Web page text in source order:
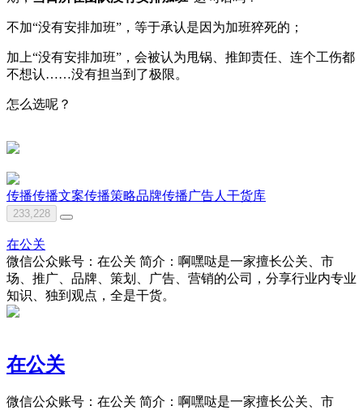
不加“没有安排加班”，等于承认是因为加班猝死的；
加上“没有安排加班”，会被认为甩锅、推卸责任、连个工伤都
不想认……没有担当到了极限。
怎么选呢？
传播传播文案传播策略品牌传播广告人干货库
233,228
在公关
微信公众账号：在公关 简介：啊嘿哒是一家擅长公关、市
场、推广、品牌、策划、广告、营销的公司，分享行业内专业
知识、独到观点，全是干货。
在公关
微信公众账号：在公关 简介：啊嘿哒是一家擅长公关、市